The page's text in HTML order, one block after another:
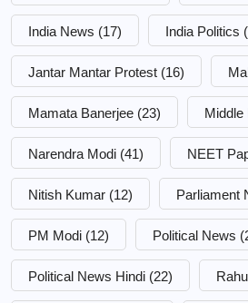
India News (17) India Politics
Jantar Mantar Protest (16)
Mamata Banerjee (23) Middle
Narendra Modi (41) NEET
Nitish Kumar (12) Parliament
PM Modi (12) Political News
Political News Hindi (22)